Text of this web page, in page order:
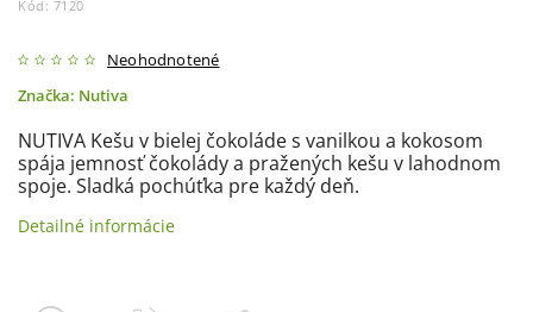
Kód: 7120
Neohodnotené
Značka: Nutiva
NUTIVA Kešu v bielej čokoláde s vanilkou a kokosom
spája jemnosť čokolády a pražených kešu v lahodnom
spoje. Sladká pochúťka pre každý deň.
Detailné informácie